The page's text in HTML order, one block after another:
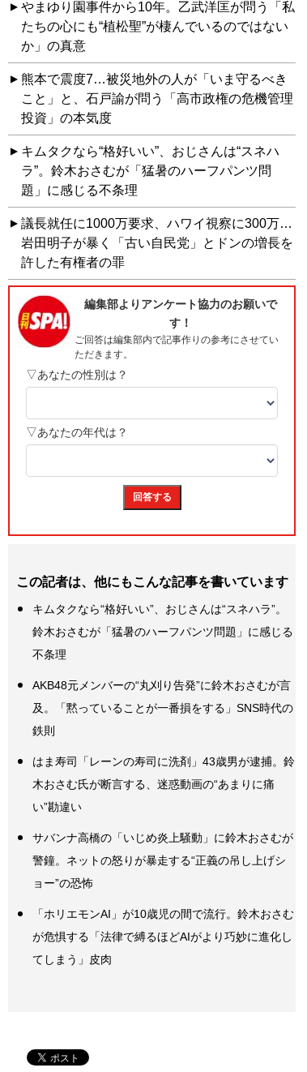
やまゆり園事件から10年。乙武洋匡が問う「私
たちの心にも“植松聖”が棲んでいるのではない
か」の真意
熊本で震度7…被災地外の人が「いま守るべき
こと」と、石戸諭が問う「高市政権の危機管理
投資」の本気度
キムタクなら“格好いい”、おじさんは“スネハ
ラ”。鈴木おさむが「猛暑のハーフパンツ問
題」に感じる不条理
議長就任に1000万要求、ハワイ視察に300万…
岩田明子が暴く「古い自民党」とドンの増長を
許した有権者の罪
この記者は、他にもこんな記事を書いています
キムタクなら“格好いい”、おじさんは“スネハラ”。
鈴木おさむが「猛暑のハーフパンツ問題」に感じる
不条理
AKB48元メンバーの“丸刈り告発”に鈴木おさむが言
及。「黙っていることが一番損をする」SNS時代の
鉄則
はま寿司「レーンの寿司に洗剤」43歳男が逮捕。鈴
木おさむ氏が断言する、迷惑動画の“あまりに痛
い”勘違い
サバンナ高橋の「いじめ炎上騒動」に鈴木おさむが
警鐘。ネットの怒りが暴走する“正義の吊し上げシ
ョー”の恐怖
「ホリエモンAI」が10歳児の間で流行。鈴木おさむ
が危惧する「法律で縛るほどAIがより巧妙に進化し
てしまう」皮肉